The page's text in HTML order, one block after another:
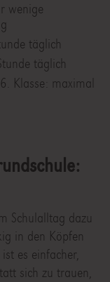
wenige
täglich
täglich
Klasse: maximal
Schulalltag dazu
in den Köpfen
es einfacher,
sich zu trauen,